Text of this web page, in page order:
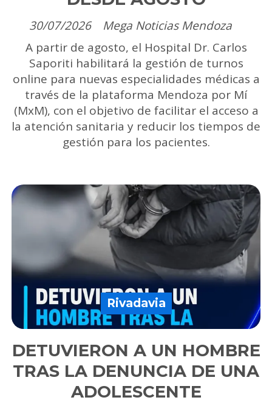
Mega Noticias Mendoza
30/07/2026
A partir de agosto, el Hospital Dr. Carlos
Saporiti habilitará la gestión de turnos
online para nuevas especialidades médicas a
través de la plataforma Mendoza por Mí
(MxM), con el objetivo de facilitar el acceso a
la atención sanitaria y reducir los tiempos de
gestión para los pacientes.
DETUVIERON A UN HOMBRE
TRAS LA DENUNCIA DE UNA
ADOLESCENTE
Rivadavia